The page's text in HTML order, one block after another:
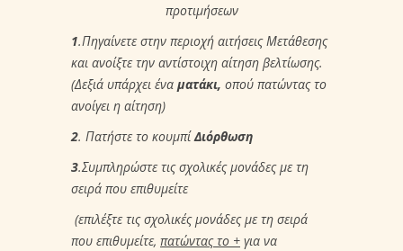
προτιμήσεων
1.Πηγαίνετε στην περιοχή αιτήσεις Μετάθεσης
και ανοίξτε την αντίστοιχη αίτηση βελτίωσης.
(Δεξιά υπάρχει ένα ματάκι, οπού πατώντας το
ανοίγει η αίτηση)
2. Πατήστε το κουμπίΔιόρθωση
3.Συμπληρώστε τις σχολικές μονάδες με τη
σειρά που επιθυμείτε
(επιλέξτε τις σχολικές μονάδες με τη σειρά
που επιθυμείτε, πατώντας το + για να